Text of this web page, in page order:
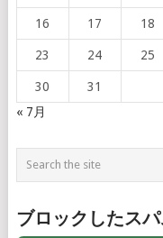
16 17 18
23 24 25
30
31
« 7月
ブロックしたス